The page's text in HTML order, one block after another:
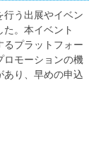
行う出展やイベン
た。本イベント
るプラットフォー
ロモーションの機
あり、早めの申込